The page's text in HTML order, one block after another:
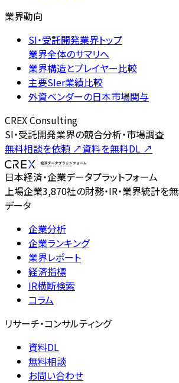
業界動向
SI・受託開発業界トップ
業界全体のサマリへ
業界構造とプレイヤー比較
主要SIer業績比較
外資ベンダーの日本市場関与
CREX Consulting
SI・受託開発業界の競合分析・市場調査
無料相談を依頼 ↗資料を無料DL ↗
日本経済・企業データプラットフォーム
上場企業3,870社の財務・IR・業界統計を無
データ
企業分析
企業ランキング
業界レポート
経済指標
IR横断検索
コラム
リサーチ・コンサルティング
資料DL
無料相談
お問い合わせ